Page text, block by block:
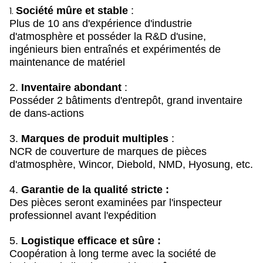
1. Société mûre et stable :
Plus de 10 ans d'expérience d'industrie
d'atmosphère et posséder la R&D d'usine,
ingénieurs bien entraînés et expérimentés de
maintenance de matériel
2. Inventaire abondant :
Posséder 2 bâtiments d'entrepôt, grand inventaire
de dans-actions
3. Marques de produit multiples :
NCR de couverture de marques de pièces
d'atmosphère, Wincor, Diebold, NMD, Hyosung, etc.
4. Garantie de la qualité stricte :
Des pièces seront examinées par l'inspecteur
professionnel avant l'expédition
5. Logistique efficace et sûre :
Coopération à long terme avec la société de